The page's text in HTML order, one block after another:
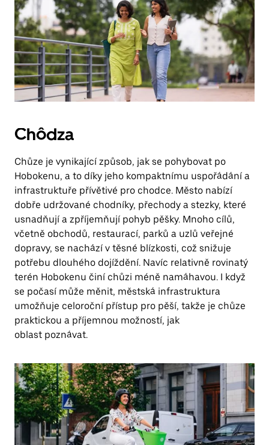
Chôdza
Chůze je vynikající způsob, jak se pohybovat po
Hobokenu, a to díky jeho kompaktnímu uspořádání a
infrastruktuře přívětivé pro chodce. Město nabízí
dobře udržované chodníky, přechody a stezky, které
usnadňují a zpříjemňují pohyb pěšky. Mnoho cílů,
včetně obchodů, restaurací, parků a uzlů veřejné
dopravy, se nachází v těsné blízkosti, což snižuje
potřebu dlouhého dojíždění. Navíc relativně rovinatý
terén Hobokenu činí chůzi méně namáhavou. I když
se počasí může měnit, městská infrastruktura
umožňuje celoroční přístup pro pěší, takže je chůze
praktickou a příjemnou možností, jak
oblast poznávat.